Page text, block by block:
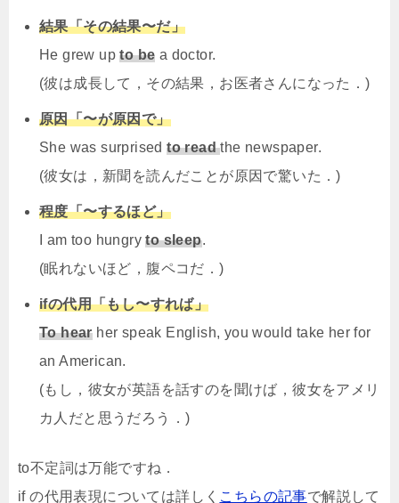
結果「その結果〜だ」
He grew upto be a doctor.
(彼は成長して，その結果，お医者さんになった．)
原因「〜が原因で」
She was surprisedto read the newspaper.
(彼女は，新聞を読んだことが原因で驚いた．)
程度「〜するほど」
I am too hungryto sleep.
(眠れないほど，腹ペコだ．)
ifの代用「もし〜すれば」
To hearher speak English, you would take her for
an American.
(もし，彼女が英語を話すのを聞けば，彼女をアメリ
カ人だと思うだろう．)
to不定詞は万能ですね．
if の代用表現については詳しく こちらの記事で解説して